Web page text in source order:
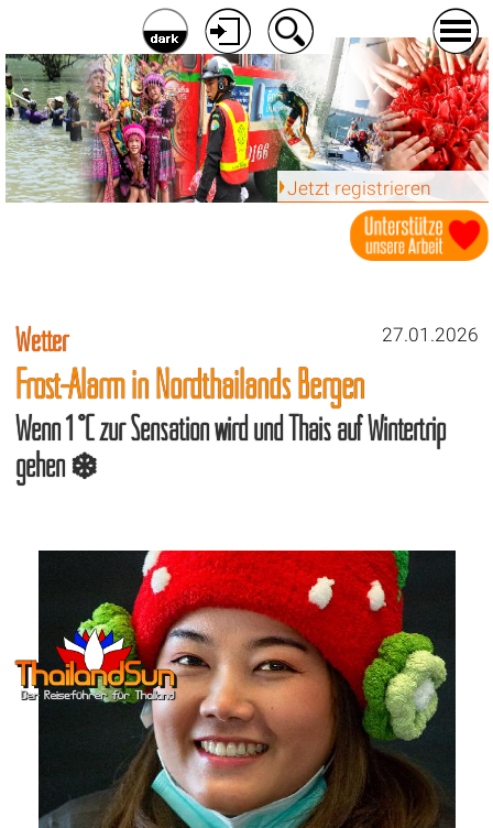
Jetzt registrieren
27.01.2026
Wetter
Frost-Alarm in Nordthailands Bergen
Wenn 1 °C zur Sensation wird und Thais auf Wintertrip
gehen ❄️